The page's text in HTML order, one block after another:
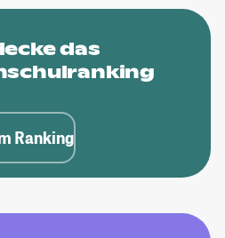
das
Ranking